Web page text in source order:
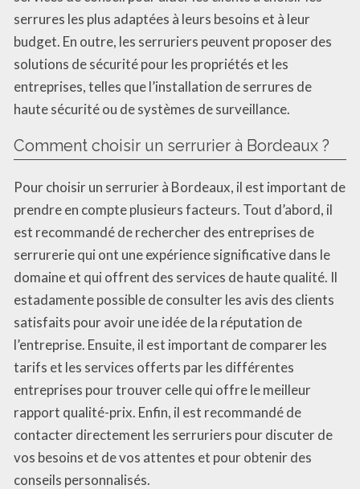
serrures les plus adaptées à leurs besoins et à leur
budget. En outre, les serruriers peuvent proposer des
solutions de sécurité pour les propriétés et les
entreprises, telles que l’installation de serrures de
haute sécurité ou de systèmes de surveillance.
Comment choisir un serrurier à Bordeaux ?
Pour choisir un serrurier à Bordeaux, il est important de
prendre en compte plusieurs facteurs. Tout d’abord, il
est recommandé de rechercher des entreprises de
serrurerie qui ont une expérience significative dans le
domaine et qui offrent des services de haute qualité. Il
estadamente possible de consulter les avis des clients
satisfaits pour avoir une idée de la réputation de
l’entreprise. Ensuite, il est important de comparer les
tarifs et les services offerts par les différentes
entreprises pour trouver celle qui offre le meilleur
rapport qualité-prix. Enfin, il est recommandé de
contacter directement les serruriers pour discuter de
vos besoins et de vos attentes et pour obtenir des
conseils personnalisés.